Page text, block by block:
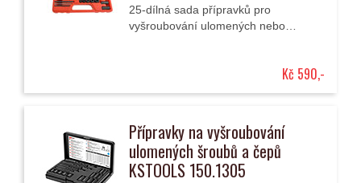
25-dílná sada přípravků pro
vyšroubování ulomených nebo
Kč 590,-
Přípravky na vyšroubování
ulomených šroubů a čepů
KSTOOLS 150.1305